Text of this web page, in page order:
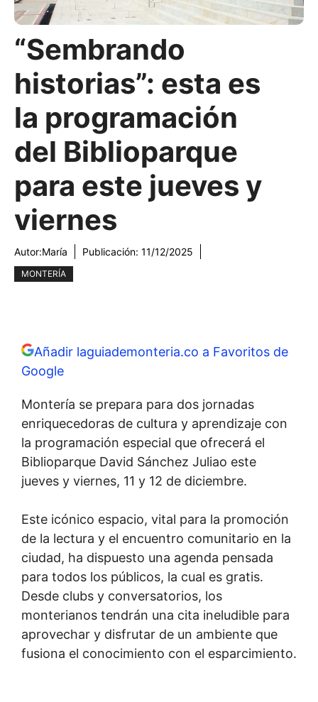
“Sembrando
historias”: esta es
la programación
del Biblioparque
para este jueves y
viernes
Autor:María Publicación: 11/12/2025
MONTERÍA
Añadir laguiademonteria.co a Favoritos de
Google
Montería se prepara para dos jornadas
enriquecedoras de cultura y aprendizaje con
la programación especial que ofrecerá el
Biblioparque David Sánchez Juliao este
jueves y viernes, 11 y 12 de diciembre.
Este icónico espacio, vital para la promoción
de la lectura y el encuentro comunitario en la
ciudad, ha dispuesto una agenda pensada
para todos los públicos, la cual es gratis.
Desde clubs y conversatorios, los
monterianos tendrán una cita ineludible para
aprovechar y disfrutar de un ambiente que
fusiona el conocimiento con el esparcimiento.